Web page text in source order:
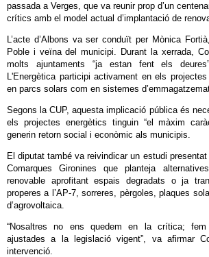
passada a Verges, que va reunir prop d’un
crítics amb el model actual d’implantació de
L’acte d’Albons va ser conduït per Mònica
Poble i veïna del municipi. Durant la xerrada,
molts ajuntaments “ja estan fent els
L'Energètica participi activament en els
en parcs solars com en sistemes
Segons la CUP, aquesta implicació pública és
els projectes energètics tinguin “el màxim
generin retorn social i econòmic als municipis.
El diputat també va reivindicar un estudi
Comarques Gironines que planteja
renovable aprofitant espais degradats o ja
properes a l’AP-7, sorreres, pèrgoles, plaques
d’agrovoltaica.
“Nosaltres no ens quedem en la crítica;
ajustades a la legislació vigent”, va afirmar
intervenció.